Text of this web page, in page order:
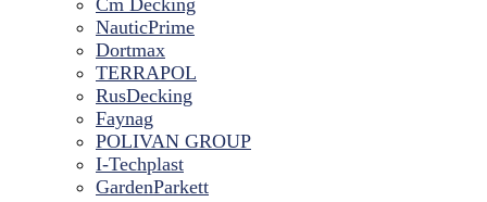
Cm Decking
NauticPrime
Dortmax
TERRAPOL
RusDecking
Faynag
POLIVAN GROUP
I-Techplast
GardenParkett